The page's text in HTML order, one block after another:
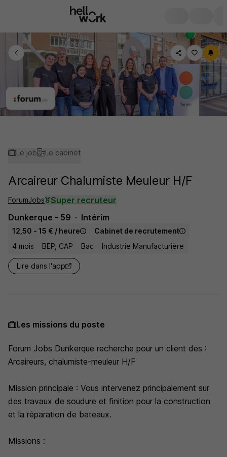
Le job Le cabinet
Arcaireur Chalumiste Meuleur H/F
ForumJobs
Super recruteur
Dunkerque - 59
Intérim
12,50 - 15 € / heure
Cabinet de recrutement
4 mois
BEP, CAP Bac Industrie Manufacturière
Lire dans l'app
Les missions du poste
Forum Jobs Dunkerque recherche pour un client des :
Arcaireurs, chalumiste-meuleur H/F
Mission principale : Vous intervenez principalement sur
des travaux de soudure et finition pour la construction
et la réparation de bateaux.
Missions :